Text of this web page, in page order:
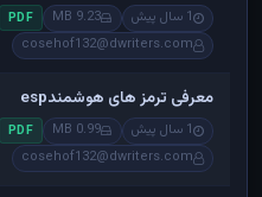
1 سال پیش 9.23 MB
PDF
cosehof132@dwriters.com
معرفی ترمز های هوشمندesp
1 سال پیش 0.99 MB
PDF
cosehof132@dwriters.com